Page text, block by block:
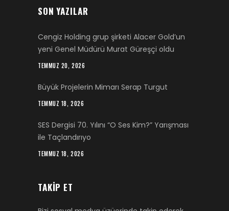
SON YAZILAR
Cengiz Holding grup şirketi Alacer Gold’un
yeni Genel Müdürü Murat Güreşçi oldu
TEMMUZ 20, 2026
Büyük Projelerin Mimarı Serap Turgut
TEMMUZ 18, 2026
SES Dergisi 70. Yılını “O Ses Kim?” Yarışması
ile Taçlandırıyo
TEMMUZ 18, 2026
TAKIP ET